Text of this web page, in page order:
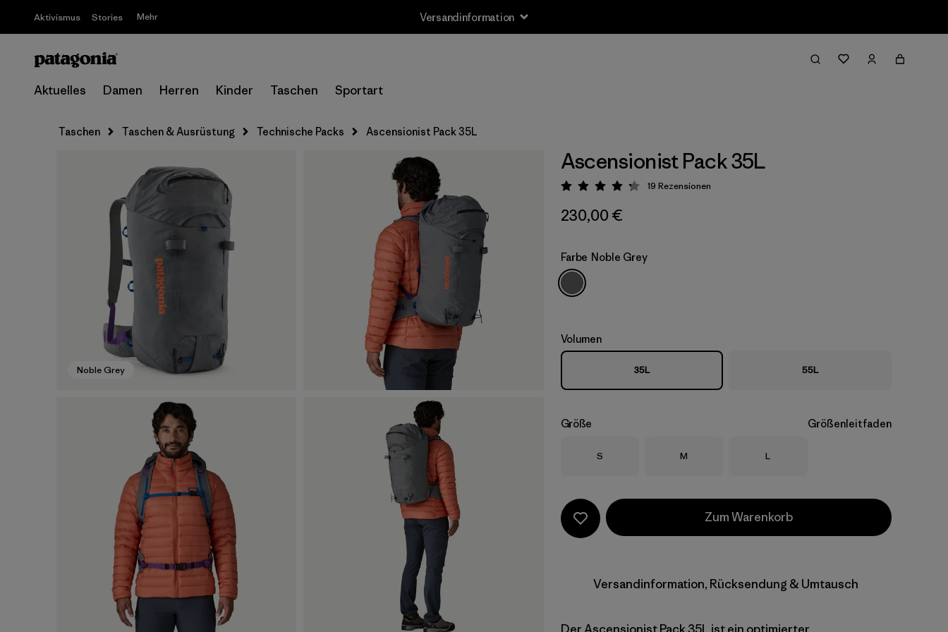
Aktivismus Stories Mehr Versandinformation
Aktuelles Damen Herren Kinder Taschen Sportart
Taschen Taschen & Ausrüstung Technische Packs Ascensionist Pack 35L
Noble Grey
Ascensionist Pack 35L
Bewertung: 4.3 / 5
19 Rezensionen
230,00 €
Farbe Noble Grey
Volumen
35L 55L
Größe Größenleitfaden
Größe
S Größe
M Größe
L
Zum Warenkorb
Versandinformation, Rücksendung & Umtausch